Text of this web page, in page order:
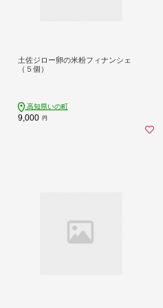
土佐ジロー卵の米粉フィナンシェ
（５個）
高知県いの町
9,000 円